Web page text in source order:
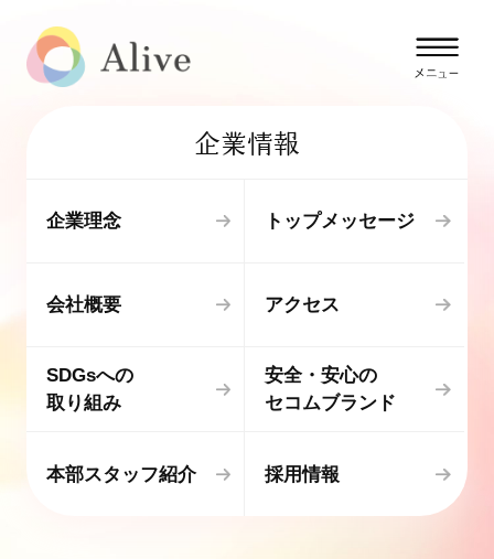
企業情報
企業理念 トップメッセージ
会社概要 アクセス
SDGsへの
取り組み
安全・安心の
セコムブランド
本部スタッフ紹介 採用情報